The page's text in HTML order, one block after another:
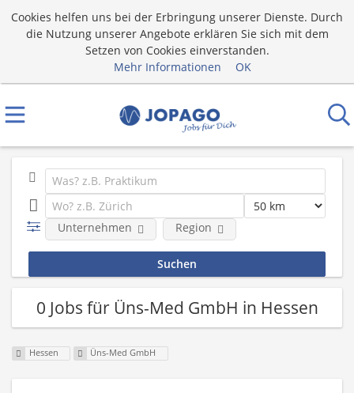
Cookies helfen uns bei der Erbringung unserer Dienste. Durch
die Nutzung unserer Angebote erklären Sie sich mit dem
Setzen von Cookies einverstanden.
Mehr Informationen
OK
Unternehmen Region
0 Jobs für Üns-Med GmbH in Hessen
Hessen Üns-Med GmbH